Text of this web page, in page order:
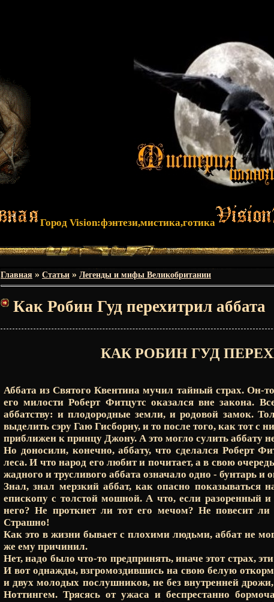
Город Vision:фэнтези,мистика,готика
Главная » Статьи » Легенды и мифы Великобритании
Как Робин Гуд перехитрил аббата
КАК РОБИН ГУД
Аббата из Святого Квентина мучил тайный страх. Он-
его милости Роберт Фитцутс оказался вне закона.
аббатству: и плодородные земли, и родовой замок.
выделить сэру Гаю Гисборну, и то после того, как тот с
приближен к принцу Джону. А это могло сулить аббату
Но доносили, конечно, аббату, что сделался Роберт
леса. И что народ его любит и почитает, а в свою
жадного и трусливого аббата означало одно - бунтарь и
Знал, знал мерзкий аббат, как опасно показываться
епископу с толстой мошной. А что, если разоренный
него? Не проткнет ли тот его мечом? Не повесит
Страшно!
Как это в жизни бывает с плохими людьми, аббат не
же ему причинил.
Нет, надо было что-то предпринять, иначе этот страх,
И вот однажды, взгромоздившись на свою белую
и двух молодых послушников, не без внутренней
Ноттингем. Трясясь от ужаса и беспрестанно